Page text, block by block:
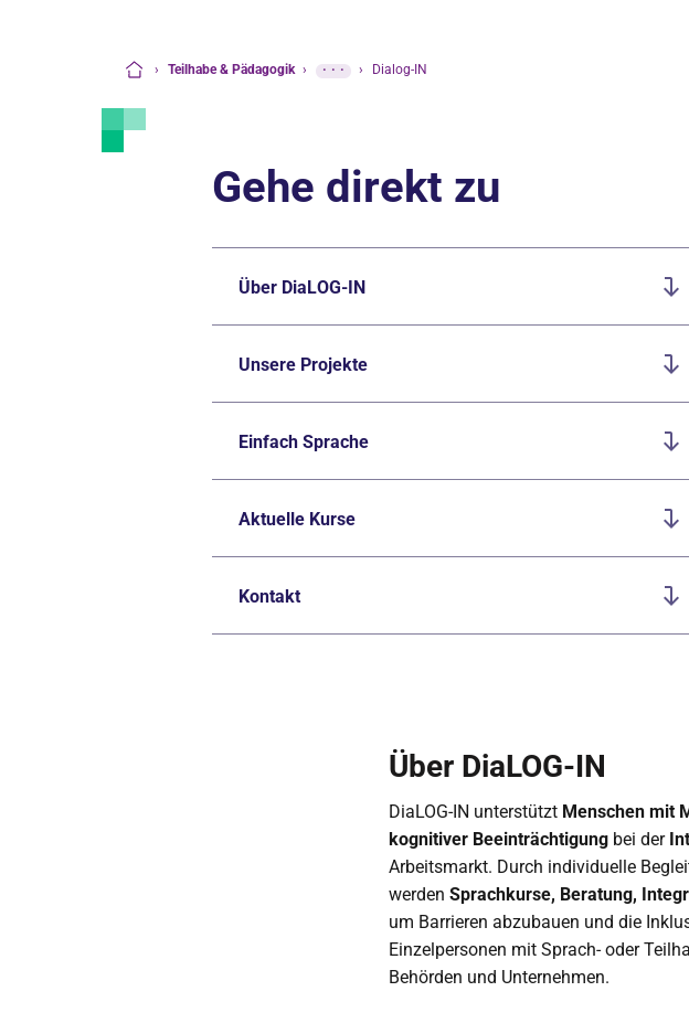
› Teilhabe & Pädagogik › ··· › Dialog-IN
Gehe direkt zu
Über DiaLOG-IN
Unsere Projekte
Einfach Sprache
Aktuelle Kurse
Kontakt
Über DiaLOG-IN
DiaLOG-IN unterstützt Menschen mit
kognitiver Beeinträchtigung bei der
Arbeitsmarkt. Durch individuelle
werden Sprachkurse, Beratung,
um Barrieren abzubauen und die
Einzelpersonen mit Sprach- oder
Behörden und Unternehmen.